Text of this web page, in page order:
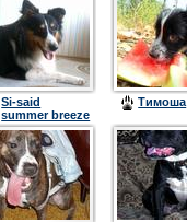
Si-said
summer breeze
(Бриз)
Тимоша